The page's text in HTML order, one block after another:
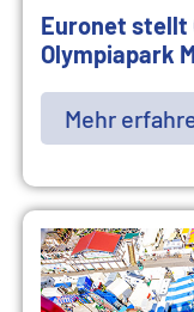
Euronet stellt
Olympiapark
Mehr